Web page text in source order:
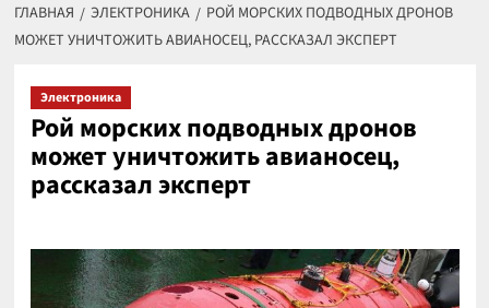
ГЛАВНАЯ ЭЛЕКТРОНИКА
РОЙ МОРСКИХ ПОДВОДНЫХ ДРОНОВ
МОЖЕТ УНИЧТОЖИТЬ АВИАНОСЕЦ, РАССКАЗАЛ ЭКСПЕРТ
Электроника
Рой морских подводных дронов
может уничтожить авианосец,
рассказал эксперт